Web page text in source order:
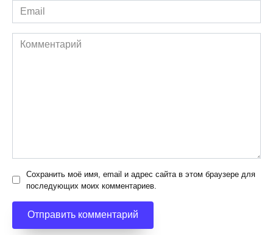
Email
*
Комментарий
Сохранить моё имя, email и адрес сайта в этом браузере для
последующих моих комментариев.